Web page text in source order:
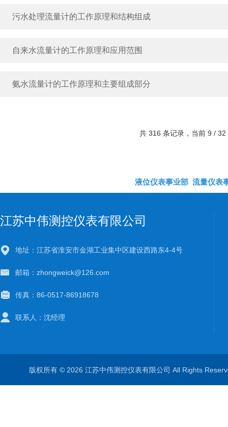
污水处理流量计的工作原理和结构组成
自来水流量计的工作原理和应用范围
氨水流量计的工作原理和主要组成部分
共 316 条记录，当前 9 /
液位仪表事业部 流量仪表
江苏中伟测控仪表有限公司
地址：江苏省淮安市金湖工业集中区建设西路东4-4号
邮箱：zhongweick@126.com
传真：86-0517-86918678
联系人：沈经理
版权所有 © 2026 江苏中伟测控仪表有限公司 All Rights